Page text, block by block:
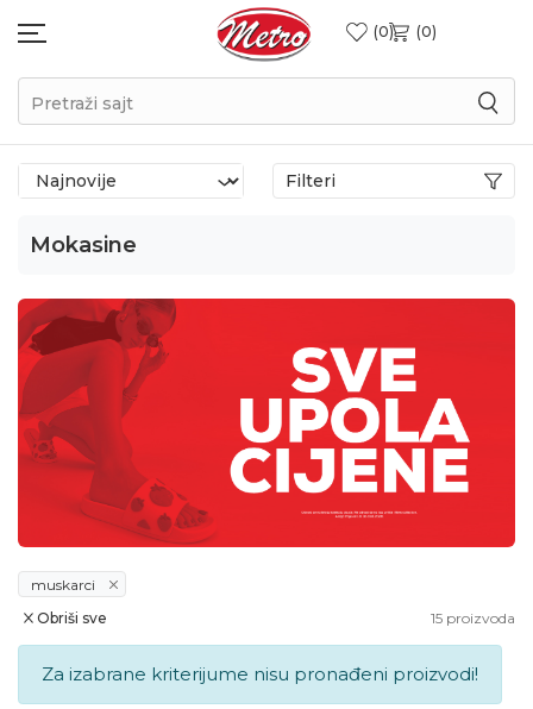
0 0
Pretraži sajt
Mokasine
Filteri
muskarci
15 proizvoda
Obriši sve
Za izabrane kriterijume nisu pronađeni proizvodi!